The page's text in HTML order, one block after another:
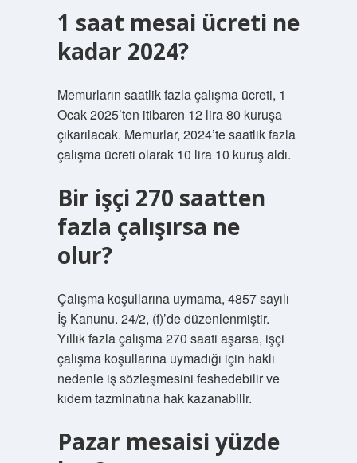
1 saat mesai ücreti ne
kadar 2024?
Memurların saatlik fazla çalışma ücreti, 1
Ocak 2025’ten itibaren 12 lira 80 kuruşa
çıkarılacak. Memurlar, 2024’te saatlik fazla
çalışma ücreti olarak 10 lira 10 kuruş aldı.
Bir işçi 270 saatten
fazla çalışırsa ne
olur?
Çalışma koşullarına uymama, 4857 sayılı
İş Kanunu. 24/2, (f)’de düzenlenmiştir.
Yıllık fazla çalışma 270 saati aşarsa, işçi
çalışma koşullarına uymadığı için haklı
nedenle iş sözleşmesini feshedebilir ve
kıdem tazminatına hak kazanabilir.
Pazar mesaisi yüzde